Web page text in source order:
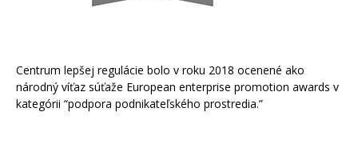
Centrum lepšej regulácie bolo v roku 2018 ocenené ako
národný víťaz súťaže European enterprise promotion awards v
kategórii “podpora podnikateľského prostredia.”